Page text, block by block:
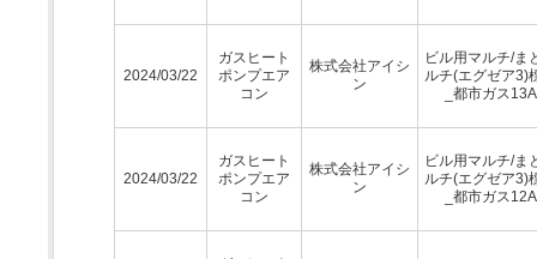
2024/03/22
ガスヒート
ポンプエア
コン
株式会社アイシ
ン
ビル用マルチ/ま
ルチ(エグゼア3)
_都市ガス13A
2024/03/22
ガスヒート
ポンプエア
コン
株式会社アイシ
ン
ビル用マルチ/ま
ルチ(エグゼア3)
_都市ガス12A